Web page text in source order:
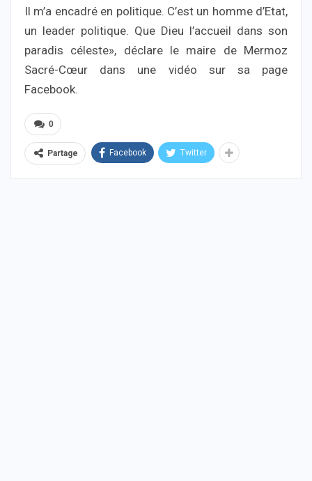
Il m’a encadré en politique. C’est un homme d’Etat,
un leader politique. Que Dieu l’accueil dans son
paradis céleste», déclare le maire de Mermoz
Sacré-Cœur dans une vidéo sur sa page
Facebook.
0
Partage Facebook Twitter